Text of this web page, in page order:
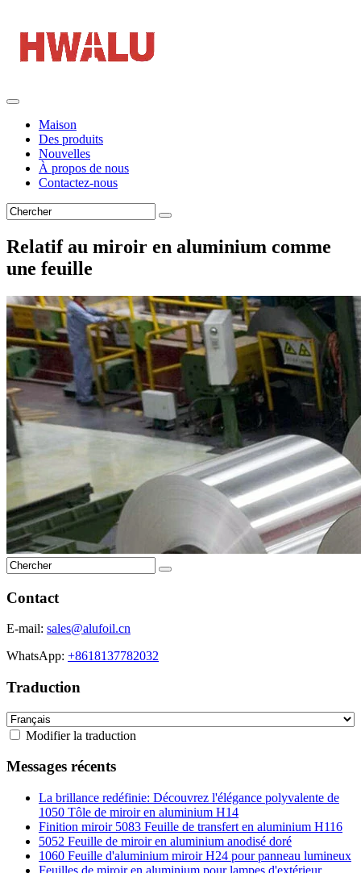
Maison
Des produits
Nouvelles
À propos de nous
Contactez-nous
Relatif au miroir en aluminium comme
une feuille
Contact
E-mail: sales@alufoil.cn
WhatsApp: +8618137782032
Traduction
Modifier la traduction
Messages récents
La brillance redéfinie: Découvrez l'élégance polyvalente de
1050 Tôle de miroir en aluminium H14
Finition miroir 5083 Feuille de transfert en aluminium H116
5052 Feuille de miroir en aluminium anodisé doré
1060 Feuille d'aluminium miroir H24 pour panneau lumineux